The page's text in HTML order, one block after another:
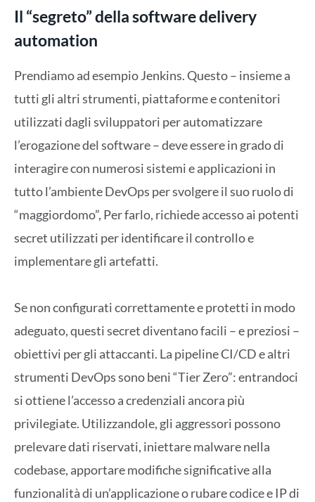
Il “segreto” della software delivery
automation
Prendiamo ad esempio Jenkins. Questo – insieme a
tutti gli altri strumenti, piattaforme e contenitori
utilizzati dagli sviluppatori per automatizzare
l’erogazione del software – deve essere in grado di
interagire con numerosi sistemi e applicazioni in
tutto l’ambiente DevOps per svolgere il suo ruolo di
“maggiordomo”, Per farlo, richiede accesso ai potenti
secret utilizzati per identificare il controllo e
implementare gli artefatti.
Se non configurati correttamente e protetti in modo
adeguato, questi secret diventano facili – e preziosi –
obiettivi per gli attaccanti. La pipeline CI/CD e altri
strumenti DevOps sono beni “Tier Zero”: entrandoci
si ottiene l’accesso a credenziali ancora più
privilegiate. Utilizzandole, gli aggressori possono
prelevare dati riservati, iniettare malware nella
codebase, apportare modifiche significative alla
funzionalità di un’applicazione o rubare codice e IP di